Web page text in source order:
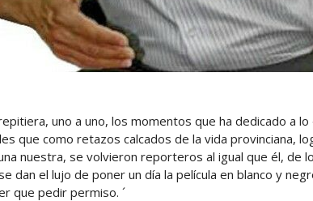
uno a uno, los momentos que ha dedicado a
que como retazos calcados de la vida provinciana,
nuestra, se volvieron reporteros al igual que él, de
dan el lujo de poner un día la película en blanco y
que pedir permiso. ´